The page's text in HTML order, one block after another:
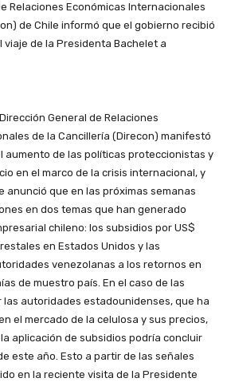
Relaciones Económicas Internacionales
de Chile informó que el gobierno recibió
viaje de la Presidenta Bachelet a
General de Relaciones
de la Cancillería (Direcon) manifestó
aumento de las políticas proteccionistas y
en el marco de la crisis internacional, y
anunció que en las próximas semanas
en dos temas que han generado
chileno: los subsidios por US$
en Estados Unidos y las
venezolanas a los retornos en
de muestro país. En el caso de las
las autoridades estadounidenses, que ha
el mercado de la celulosa y sus precios,
aplicación de subsidios podría concluir
este año. Esto a partir de las señales
en la reciente visita de la Presidente